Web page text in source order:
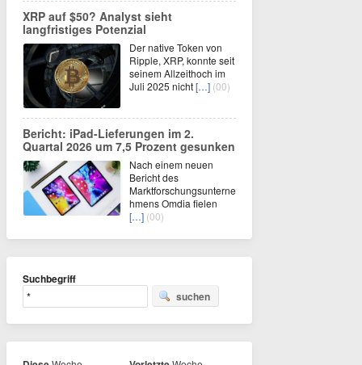
XRP auf $50? Analyst sieht
langfristiges Potenzial
Der native Token von
Ripple, XRP, konnte seit
seinem Allzeithoch im
Juli 2025 nicht[…] (00)
Bericht: iPad-Lieferungen im 2.
Quartal 2026 um 7,5 Prozent gesunken
Nach einem neuen
Bericht des
Marktforschungsunterne
hmens Omdia fielen
[…] (00)
Suchbegriff
suchen